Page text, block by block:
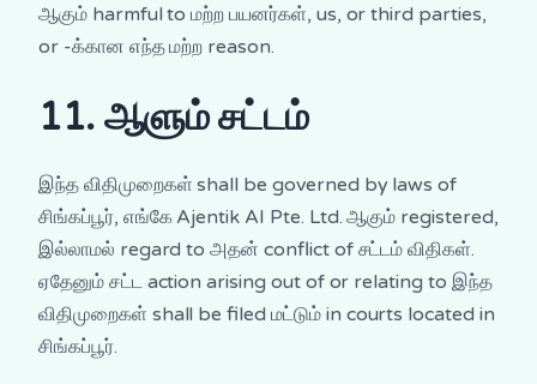
ஆகும் harmful to மற்ற பயனர்கள், us, or third parties,
or -க்கான எந்த மற்ற reason.
11. ஆளும் சட்டம்
இந்த விதிமுறைகள் shall be governed by laws of
சிங்கப்பூர், எங்கே Ajentik AI Pte. Ltd. ஆகும் registered,
இல்லாமல் regard to அதன் conflict of சட்டம் விதிகள்.
ஏதேனும் சட்ட action arising out of or relating to இந்த
விதிமுறைகள் shall be filed மட்டும் in courts located in
சிங்கப்பூர்.